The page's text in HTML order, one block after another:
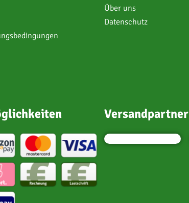
Über uns
Datenschutz
Versandpartner